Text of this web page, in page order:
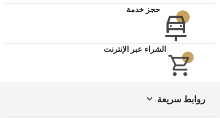
حجز خدمة
الشراء عبر الإنترنت
روابط سريعة